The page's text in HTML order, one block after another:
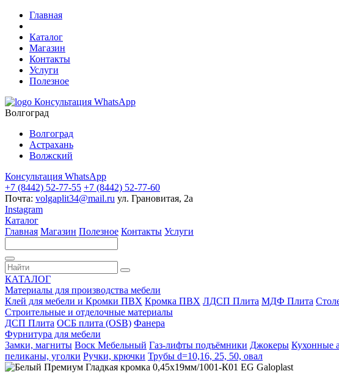
Главная
Каталог
Магазин
Контакты
Услуги
Полезное
Консультация WhatsApp
Волгоград
Волгоград
Астрахань
Волжский
Консультация WhatsApp
+7 (8442) 52-77-55 +7 (8442) 52-77-60
Почта: volgaplit34@mail.ru ул. Грановитая, 2а
Instagram
Каталог
Главная Магазин Полезное Контакты Услуги
КАТАЛОГ
Материалы для производства мебели
Клей для мебели и Кромки ПВХ Кромка ПВХ ЛДСП Плита МДФ Плита
Строительные и отделочные материалы
ДСП Плита ОСБ плита (OSB) Фанера
Фурнитура для мебели
3амки, магниты Воск Мебельный Газ-лифты подъёмники Джокеры Кухонные
пеликаны, уголки Ручки, крючки Трубы d=10,16, 25, 50, овал